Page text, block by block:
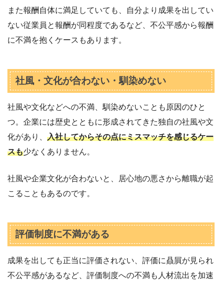
また報酬自体に満足していても、自分より成果を出してい
ない従業員と報酬が同程度であるなど、不公平感から報酬
に不満を抱くケースもあります。
社風・文化が合わない・馴染めない
社風や文化などへの不満、馴染めないことも原因のひと
つ。企業には歴史とともに形成されてきた独自の社風や文
化があり、 入社してからその点にミスマッチを感じるケー
スも少なくありません。
社風や企業文化が合わないと、居心地の悪さから離職が起
こることもあるのです。
評価制度に不満がある
成果を出しても正当に評価されない、評価に贔屓が見られ
不公平感があるなど、評価制度への不満も人材流出を加速